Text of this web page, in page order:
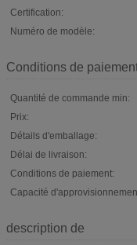
Certification:
Numéro de modèle:
Conditions de
Quantité de commande min:
Prix:
Détails d'emballage:
Délai de livraison:
Conditions de paiement:
Capacité
description de